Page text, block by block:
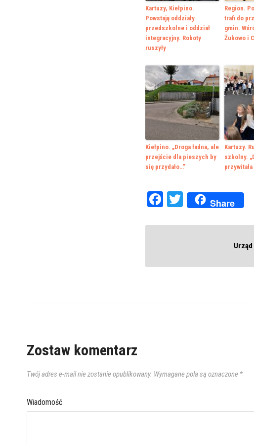
Kartuzy, Kiełpino.
Powstają oddziały
przedszkolne i oddział
integracyjny. Roboty
ruszyły
Region.
trafi do
gmin.
Żukowo i
Kiełpino. „Droga ładna, ale
przejście dla pieszych by
się przydało…”
Kartuzy.
szkolny.
Facebook
Twitter
Share
Zostaw komentarz
Twój adres e-mail nie zostanie opublikowany. Wymagane pola są oznaczone *
Wiadomość